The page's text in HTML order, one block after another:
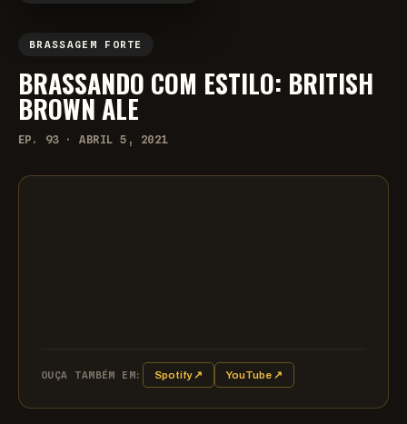
BRASSAGEM FORTE
BRASSANDO COM ESTILO: BRITISH
BROWN ALE
EP. 93 · ABRIL 5, 2021
OUÇA TAMBÉM EM: Spotify ↗ YouTube ↗